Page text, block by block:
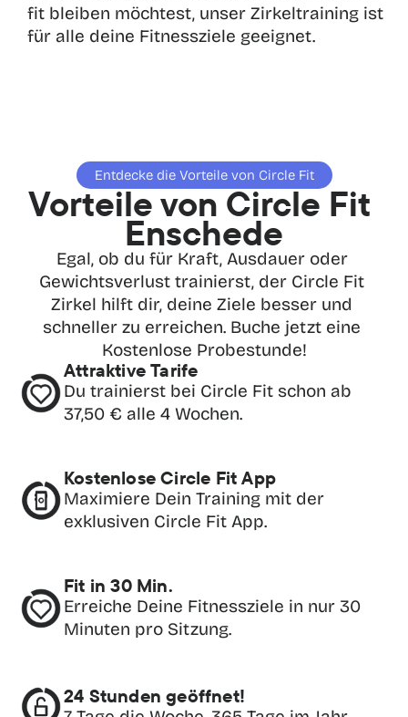
fit bleiben möchtest, unser Zirkeltraining ist
für alle deine Fitnessziele geeignet.
Entdecke die Vorteile von Circle Fit
Vorteile von Circle Fit
Enschede
Egal, ob du für Kraft, Ausdauer oder
Gewichtsverlust trainierst, der Circle Fit
Zirkel hilft dir, deine Ziele besser und
schneller zu erreichen. Buche jetzt eine
Kostenlose Probestunde!
Attraktive Tarife
Du trainierst bei Circle Fit schon ab
37,50 € alle 4 Wochen.
Kostenlose Circle Fit App
Maximiere Dein Training mit der
exklusiven Circle Fit App.
Fit in 30 Min.
Erreiche Deine Fitnessziele in nur 30
Minuten pro Sitzung.
24 Stunden geöffnet!